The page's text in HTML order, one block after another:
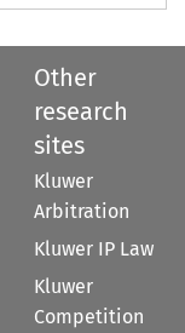
Other
research
sites
Kluwer
Arbitration
Kluwer IP Law
Kluwer
Competition